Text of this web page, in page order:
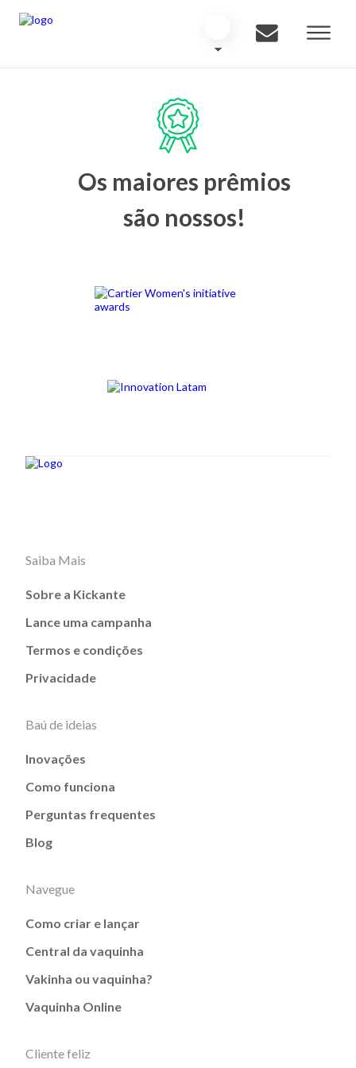
Os maiores prêmios
são nossos!
Saiba Mais
Sobre a Kickante
Lance uma campanha
Termos e condições
Privacidade
Baú de ideias
Inovações
Como funciona
Perguntas frequentes
Blog
Navegue
Como criar e lançar
Central da vaquinha
Vakinha ou vaquinha?
Vaquinha Online
Cliente feliz